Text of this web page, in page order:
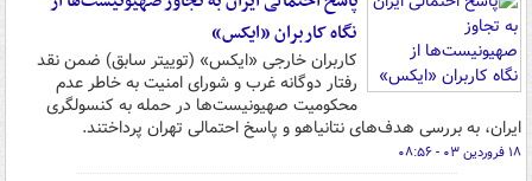
نگاه کاربران «ایکس»
کاربران خارجی «ایکس» (توییتر سابق) ضمن نقد
رفتار دوگانه غرب و شورای امنیت به خاطر عدم
محکومیت صهیونیست‌ها در حمله به کنسولگری
ایران، به بررسی هدف‌های نتانیاهو و پاسخ احتمالی تهران پرداختند.
۱۸ فروردین ۰۳ - ۰۸:۵۶